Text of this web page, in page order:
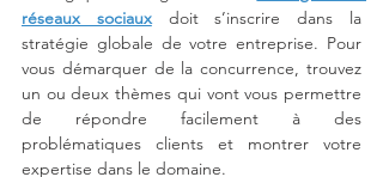
réseaux sociaux doit s’inscrire dans la
stratégie globale de votre entreprise. Pour
vous démarquer de la concurrence, trouvez
un ou deux thèmes qui vont vous permettre
de répondre facilement à des
problématiques clients et montrer votre
expertise dans le domaine.